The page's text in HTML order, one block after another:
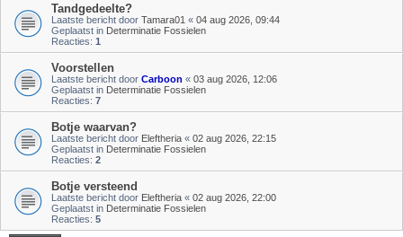
Tandgedeelte?
Laatste bericht door Tamara01 « 04 aug 2026, 09:44
Geplaatst in Determinatie Fossielen
Reacties: 1
Voorstellen
Laatste bericht door Carboon « 03 aug 2026, 12:06
Geplaatst in Determinatie Fossielen
Reacties: 7
Botje waarvan?
Laatste bericht door Eleftheria « 02 aug 2026, 22:15
Geplaatst in Determinatie Fossielen
Reacties: 2
Botje versteend
Laatste bericht door Eleftheria « 02 aug 2026, 22:00
Geplaatst in Determinatie Fossielen
Reacties: 5